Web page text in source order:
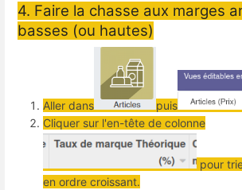
4. Faire la chasse aux marges
basses (ou hautes)
Aller dans
puis
Cliquer sur l'en-tête de colonne
pour
en ordre croissant.